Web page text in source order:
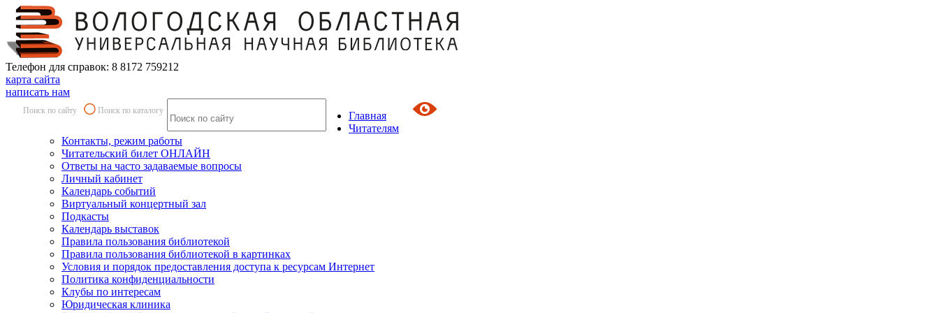
Телефон для справок: 8 8172 759212
карта сайта
написать нам
Поиск по сайту Поиск по каталогу
Главная
Читателям
Контакты, режим работы
Читательский билет ОНЛАЙН
Ответы на часто задаваемые вопросы
Личный кабинет
Календарь событий
Виртуальный концертный зал
Подкасты
Календарь выставок
Правила пользования библиотекой
Правила пользования библиотекой в картинках
Условия и порядок предоставления доступа к ресурсам Интернет
Политика конфиденциальности
Клубы по интересам
Юридическая клиника